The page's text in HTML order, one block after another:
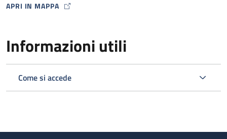
APRI IN MAPPA
MAP ICON
Informazioni utili
Come si accede